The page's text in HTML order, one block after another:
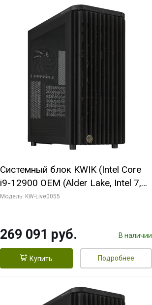
Системный блок KWIK (Intel Core
i9-12900 OEM (Alder Lake, Intel 7,
C16 8EC/8PC/T2/ 64 ГБ ОЗУ (2
HDMI/ 1 ТБ SSD)
Модель: KW-Live0055
269 091 руб. В наличии
Купить Подробнее